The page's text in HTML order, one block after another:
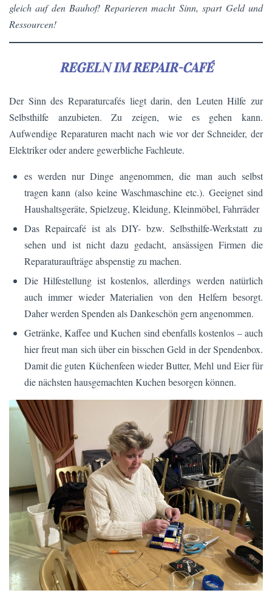
gleich auf den Bauhof! Reparieren macht Sinn, spart Geld und
Ressourcen!
REGELN IM REPAIR-CAFÉ
Der Sinn des Reparaturcafés liegt darin, den Leuten Hilfe zur
Selbsthilfe anzubieten. Zu zeigen, wie es gehen kann.
Aufwendige Reparaturen macht nach wie vor der Schneider, der
Elektriker oder andere gewerbliche Fachleute.
es werden nur Dinge angenommen, die man auch selbst
tragen kann (also keine Waschmaschine etc.). Geeignet sind
Haushaltsgeräte, Spielzeug, Kleidung, Kleinmöbel, Fahrräder
Das Repaircafé ist als DIY- bzw. Selbsthilfe-Werkstatt zu
sehen und ist nicht dazu gedacht, ansässigen Firmen die
Reparaturaufträge abspenstig zu machen.
Die Hilfestellung ist kostenlos, allerdings werden natürlich
auch immer wieder Materialien von den Helfern besorgt.
Daher werden Spenden als Dankeschön gern angenommen.
Getränke, Kaffee und Kuchen sind ebenfalls kostenlos – auch
hier freut man sich über ein bisschen Geld in der Spendenbox.
Damit die guten Küchenfeen wieder Butter, Mehl und Eier für
die nächsten hausgemachten Kuchen besorgen können.